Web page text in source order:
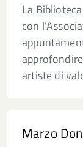
La
con
artiste di
Marzo